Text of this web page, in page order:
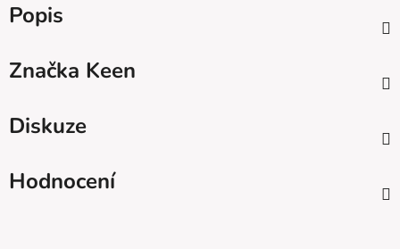
Popis
Značka Keen
Diskuze
Hodnocení